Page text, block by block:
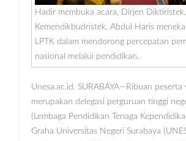
Hadir membuka acara, Dirjen Diktiristek,
Kemendikbudristek, Abdul Haris
LPTK dalam mendorong percepatan
nasional melalui pendidikan.
Unesa.ac.id. SURABAYA—Ribuan peserta
merupakan delegasi perguruan tinggi
(Lembaga Pendidikan Tenaga
Graha Universitas Negeri Surabaya